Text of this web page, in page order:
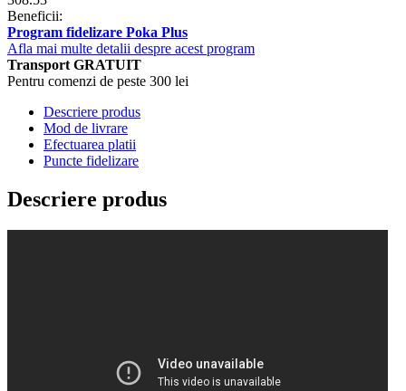
Beneficii:
Program fidelizare Poka Plus
Afla mai multe detalii despre acest program
Transport GRATUIT
Pentru comenzi de peste 300 lei
Descriere produs
Mod de livrare
Efectuarea platii
Puncte fidelizare
Descriere produs